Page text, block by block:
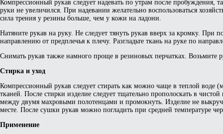
Компрессионный рукав следует надевать по утрам после пробуждения,
руки не увеличился. При надевании желательно воспользоваться
сила трения у резины больше, чем у кожи на ладони.
Натяните рукав на руку. Не следует тянуть рукав вверх за кромку. При
направлению от предплечья к плечу. Разгладьте ткань на руке по
Снимать рукав также намного проще в резиновых перчатках. Возьмите
Стирка и уход
Компрессионный рукав следует стирать как можно чаще в теплой воде
тканей. После стирки изделие следует тщательно прополоскать в
между двумя махровыми полотенцами и промокнуть. Изделие не
месте. После сушки рукав можно погладить при средней температуре
Применение